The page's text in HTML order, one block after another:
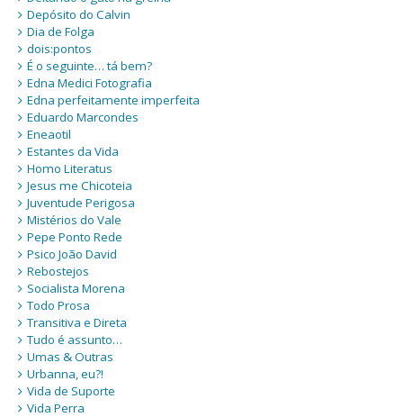
Depósito do Calvin
Dia de Folga
dois:pontos
É o seguinte… tá bem?
Edna Medici Fotografia
Edna perfeitamente imperfeita
Eduardo Marcondes
Eneaotil
Estantes da Vida
Homo Literatus
Jesus me Chicoteia
Juventude Perigosa
Mistérios do Vale
Pepe Ponto Rede
Psico João David
Rebostejos
Socialista Morena
Todo Prosa
Transitiva e Direta
Tudo é assunto…
Umas & Outras
Urbanna, eu?!
Vida de Suporte
Vida Perra